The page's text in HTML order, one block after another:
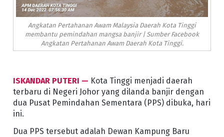
Angkatan Pertahanan Awam Malaysia Daerah Kota Tinggi
membantu pemindahan mangsa banjir | Sumber Facebook
Angkatan Pertahanan Awam Daerah Kota Tinggi.
ISKANDAR PUTERI — Kota Tinggi menjadi daerah
terbaru di Negeri Johor yang dilanda banjir dengan
dua Pusat Pemindahan Sementara (PPS) dibuka, hari
ini.
Dua PPS tersebut adalah Dewan Kampung Baru